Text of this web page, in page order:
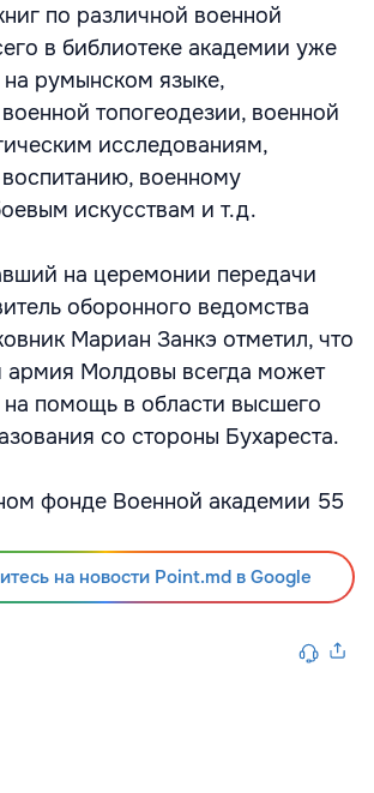
по различной военной
в библиотеке академии уже
на румынском языке,
топогеодезии, военной
исследованиям,
военному
искусствам и т.д.
на церемонии передачи
оборонного ведомства
Мариан Занкэ отметил, что
армия Молдовы всегда может
на помощь в области высшего
со стороны Бухареста.
фонде Военной академии 55
на новости Point.md в Google